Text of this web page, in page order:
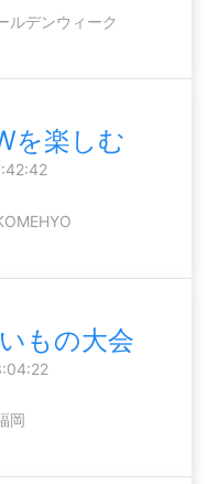
ルデンウィーク
を楽しむ
もの大会
岡